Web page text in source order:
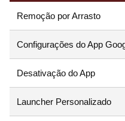
Remoção por Arrasto
Configurações do App
Desativação do App
Launcher Personalizado